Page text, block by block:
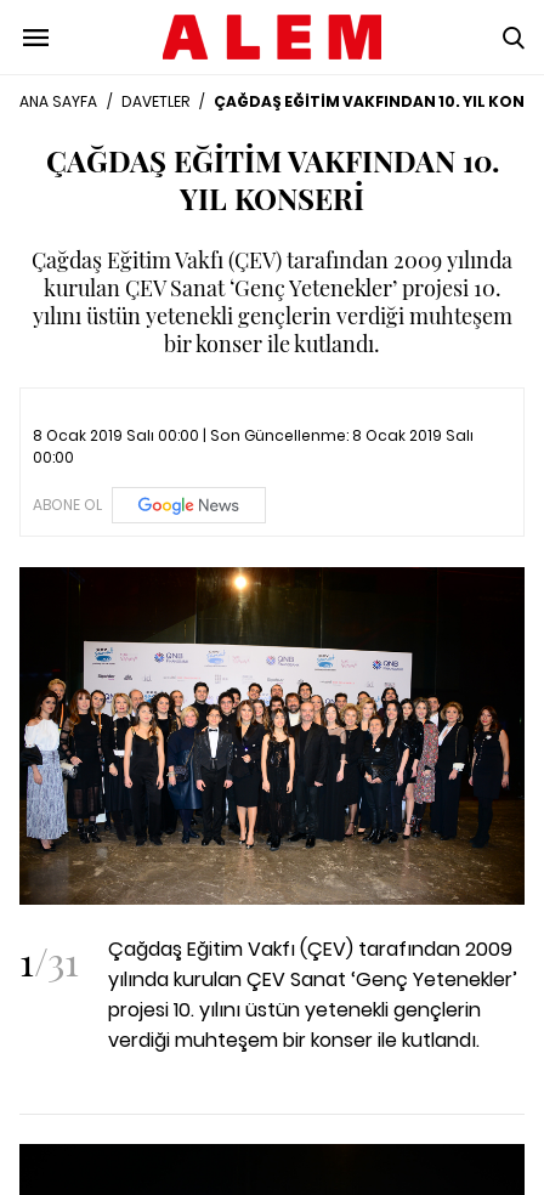
ANA SAYFA / DAVETLER / ÇAĞDAŞ EĞİTİM VAKFINDAN 10. YIL
ÇAĞDAŞ EĞİTİM VAKFINDAN 10.
YIL KONSERİ
Çağdaş Eğitim Vakfı (ÇEV) tarafından 2009 yılında
kurulan ÇEV Sanat ‘Genç Yetenekler’ projesi 10.
yılını üstün yetenekli gençlerin verdiği muhteşem
bir konser ile kutlandı.
8 Ocak 2019 Salı 00:00 | Son Güncellenme:8 Ocak 2019 Salı
00:00
ABONE OL
1/31
Çağdaş Eğitim Vakfı (ÇEV) tarafından 2009
yılında kurulan ÇEV Sanat ‘Genç Yetenekler’
projesi 10. yılını üstün yetenekli gençlerin
verdiği muhteşem bir konser ile kutlandı.